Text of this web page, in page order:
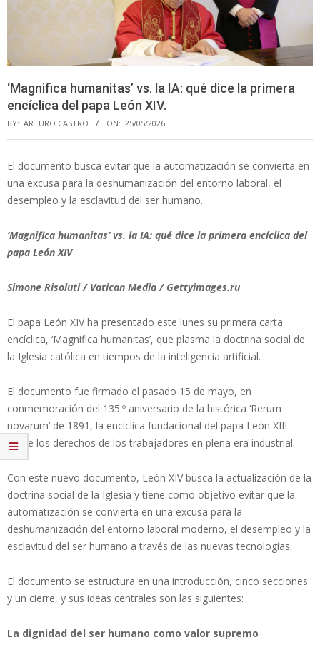
‘Magnifica humanitas’ vs. la IA: qué dice la primera
encíclica del papa León XIV.
BY: ARTURO CASTRO ON: 25/05/2026
El documento busca evitar que la automatización se convierta en
una excusa para la deshumanización del entorno laboral, el
desempleo y la esclavitud del ser humano.
‘Magnifica humanitas’ vs. la IA: qué dice la primera encíclica del
papa León XIV
Simone Risoluti / Vatican Media / Gettyimages.ru
El papa León XIV ha presentado este lunes su primera carta
encíclica, ‘Magnifica humanitas’, que plasma la doctrina social de
la Iglesia católica en tiempos de la inteligencia artificial.
El documento fue firmado el pasado 15 de mayo, en
conmemoración del 135.º aniversario de la histórica ‘Rerum
novarum’ de 1891, la encíclica fundacional del papa León XIII
sobre los derechos de los trabajadores en plena era industrial.
Con este nuevo documento, León XIV busca la actualización de la
doctrina social de la Iglesia y tiene como objetivo evitar que la
automatización se convierta en una excusa para la
deshumanización del entorno laboral moderno, el desempleo y la
esclavitud del ser humano a través de las nuevas tecnologías.
El documento se estructura en una introducción, cinco secciones
y un cierre, y sus ideas centrales son las siguientes:
La dignidad del ser humano como valor supremo